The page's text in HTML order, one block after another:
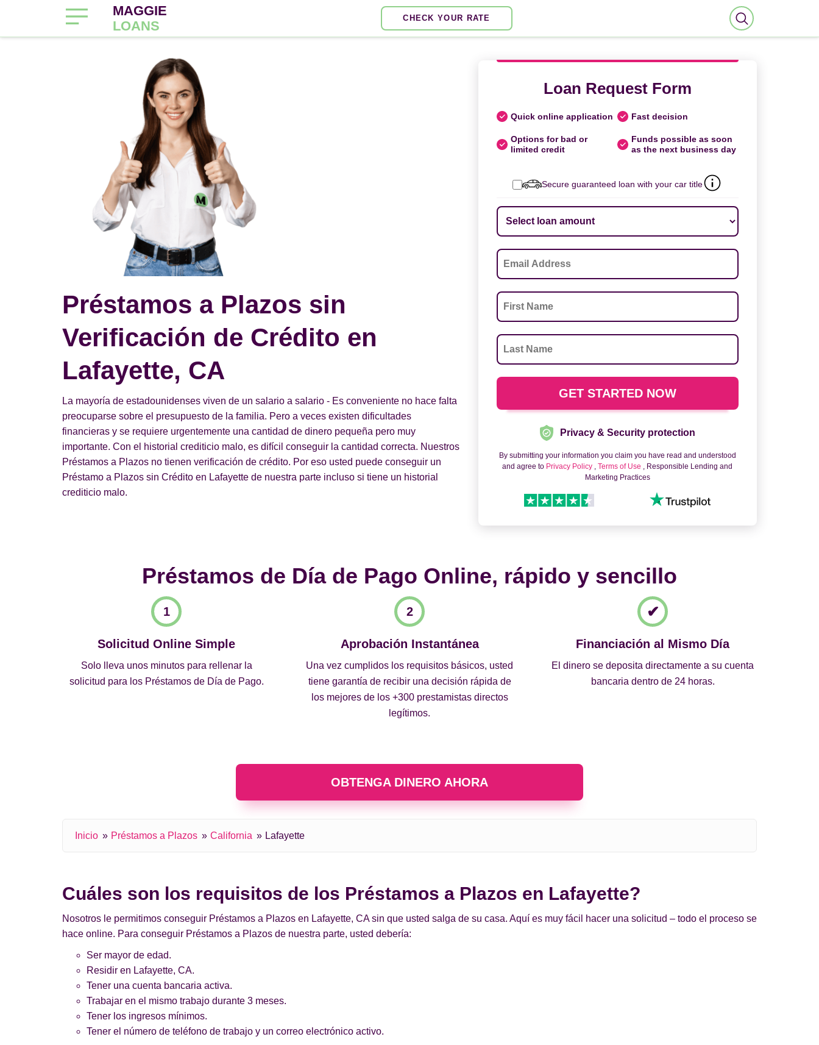
MAGGIE
LOANS
CHECK YOUR RATE
Préstamos a Plazos sin
Verificación de Crédito en
Lafayette, CA
La mayoría de estadounidenses viven de un salario a salario - Es conveniente no hace falta
preocuparse sobre el presupuesto de la familia. Pero a veces existen dificultades
financieras y se requiere urgentemente una cantidad de dinero pequeña pero muy
importante. Con el historial crediticio malo, es difícil conseguir la cantidad correcta. Nuestros
Préstamos a Plazos no tienen verificación de crédito. Por eso usted puede conseguir un
Préstamo a Plazos sin Crédito en Lafayette de nuestra parte incluso si tiene un historial
crediticio malo.
Loan Request Form
Quick online application Fast decision
Options for bad or
limited credit
Funds possible as soon
as the next business day
Secure guaranteed loan with your car title
Privacy & Security protection
By submitting your information you claim you have read and understood
and agree to Privacy Policy ,Terms of Use , Responsible Lending and
Marketing Practices
Préstamos de Día de Pago Online, rápido y sencillo
Solicitud Online Simple
Solo lleva unos minutos para rellenar la
solicitud para los Préstamos de Día de Pago.
Aprobación Instantánea
Una vez cumplidos los requisitos básicos, usted
tiene garantía de recibir una decisión rápida de
los mejores de los +300 prestamistas directos
legítimos.
Financiación al Mismo Día
El dinero se deposita directamente a su cuenta
bancaria dentro de 24 horas.
OBTENGA DINERO AHORA
Inicio Préstamos a Plazos California Lafayette
Cuáles son los requisitos de los Préstamos a Plazos en Lafayette?
Nosotros le permitimos conseguir Préstamos a Plazos en Lafayette, CA sin que usted salga de su casa. Aquí es muy fácil hacer una solicitud – todo el proceso se
hace online. Para conseguir Préstamos a Plazos de nuestra parte, usted debería:
Ser mayor de edad.
Residir en Lafayette, CA.
Tener una cuenta bancaria activa.
Trabajar en el mismo trabajo durante 3 meses.
Tener los ingresos mínimos.
Tener el número de teléfono de trabajo y un correo electrónico activo.